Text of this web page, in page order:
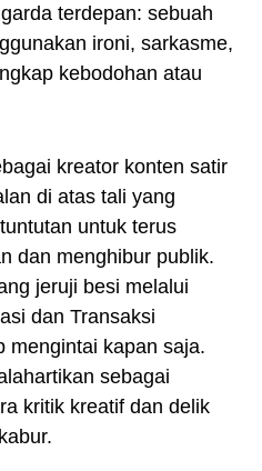
terdepan: sebuah
ironi, sarkasme,
kebodohan atau
kreator konten satir
di atas tali yang
untuk terus
dan menghibur publik.
jeruji besi melalui
dan Transaksi
mengintai kapan saja.
sebagai
kritik kreatif dan delik